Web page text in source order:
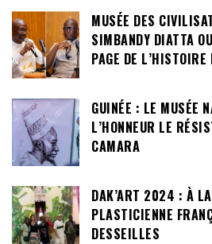
MUSÉE DES
SIMBANDY DIATTA
PAGE DE L’HISTOIRE
GUINÉE : LE MUSÉE
L’HONNEUR LE
CAMARA
DAK’ART 2024 : À
PLASTICIENNE
DESSEILLES